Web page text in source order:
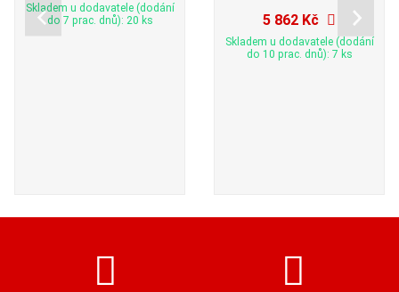
Skladem u dodavatele (dodání
do 7 prac. dnů): 20 ks
5 862 Kč
Skladem u dodavatele (dodání
do 10 prac. dnů): 7 ks